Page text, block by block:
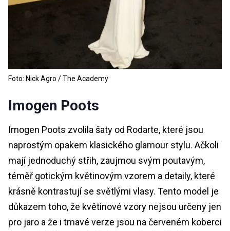
Foto: Nick Agro / The Academy
Imogen Poots
Imogen Poots zvolila šaty od Rodarte, které jsou
naprostým opakem klasického glamour stylu. Ačkoli
mají jednoduchý střih, zaujmou svým poutavým,
téměř gotickým květinovým vzorem a detaily, které
krásně kontrastují se světlými vlasy. Tento model je
důkazem toho, že květinové vzory nejsou určeny jen
pro jaro a že i tmavé verze jsou na červeném koberci